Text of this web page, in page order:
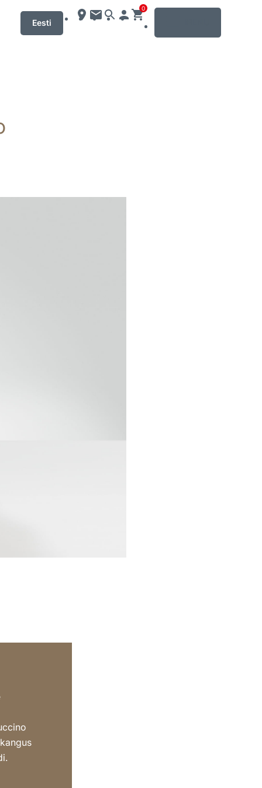
Eesti
0